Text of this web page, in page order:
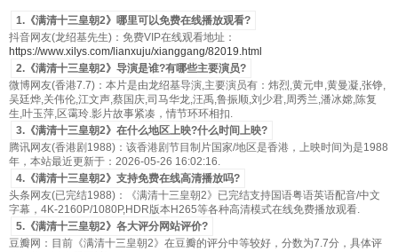
1.《满清十三皇朝2》哪里可以免费在线播放观看?
抖音网友(龙绍基先生)：免费VIP在线观看地址：
https://www.xilys.com/lianxuju/xianggang/82019.html
2.《满清十三皇朝2》导演是谁?有哪些主要演员?
微博网友(香港7.7)：本片是由龙绍基导演,主要演员有：炜烈,黄元申,黄曼凝,张铮,
吴廷烨,关伟伦,江文声,蔡国庆,司马华龙,汪禹,鲁振顺,刘少君,周秀兰,潘冰嫦,陈复
生,叶玉萍,区霭玲.影片故事紧凑，情节环环相扣.
3.《满清十三皇朝2》在什么地区上映?什么时间上映?
腾讯网友(香港剧1988)：该香港剧节目制片国家/地区是香港，上映时间为是1988
年，本站最近更新于：2026-05-26 16:02:16.
4.《满清十三皇朝2》支持免费在线高清播放吗?
头条网友(已完结1988)：《满清十三皇朝2》已完结支持国语粤语英语配音/中文
字幕，4K-2160P/1080P,HDR版本H265等各种高清模式在线免费播放观看.
5.《满清十三皇朝2》各大评分网站评价?
豆瓣网：目前《满清十三皇朝2》在豆瓣的评分中等较好，分数为7.7分，具体评